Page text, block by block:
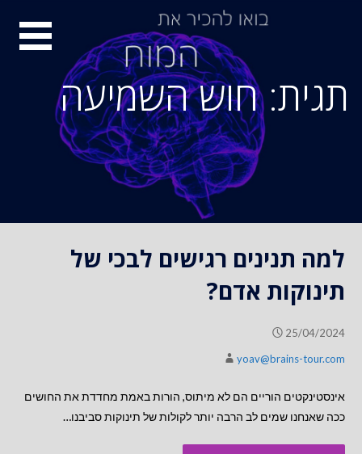
תגית: חוש השמיעה
למה תנינים רגישים לבכי של
תינוקות אדם?
25/04/2024
yoav@brains-tour.com
אינסטינקטים הוריים הם לא מיתוס, הורות באמת מחדדת את החושים
ככה שאנחנו שמים לב הרבה יותר לקולות של תינוקות סביבנו…